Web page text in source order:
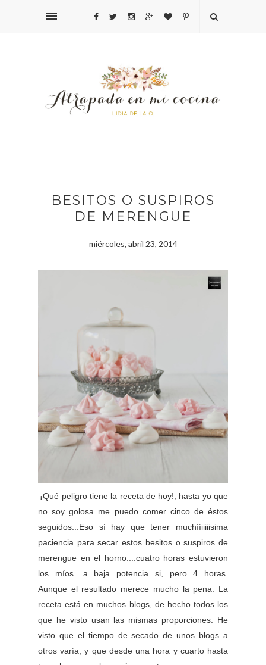
BESITOS O SUSPIROS
DE MERENGUE
miércoles, abril 23, 2014
¡Qué peligro tiene la receta de hoy!, hasta yo que
no soy golosa me puedo comer cinco de éstos
seguidos...Eso sí hay que tener muchííiiiiisima
paciencia para secar estos besitos o suspiros de
merengue en el horno....cuatro horas estuvieron
los míos....a baja potencia si, pero 4 horas.
Aunque el resultado merece mucho la pena. La
receta está en muchos blogs, de hecho todos los
que he visto usan las mismas proporciones. He
visto que el tiempo de secado de unos blogs a
otros varía, y que desde una hora y cuarto hasta